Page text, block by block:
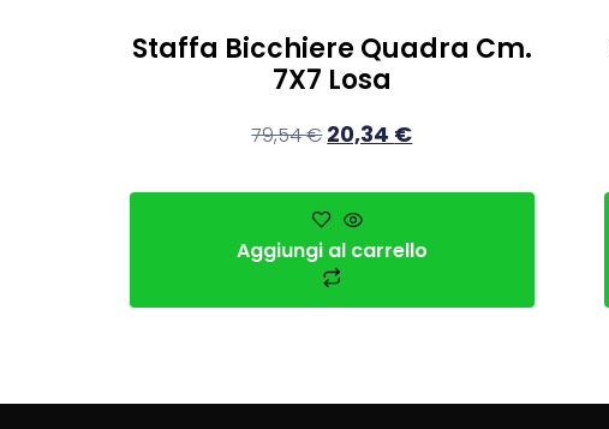
Staffa Bicchiere Quadra Cm.
7X7 Losa
79,54€ 20,34 €
Aggiungi al carrello